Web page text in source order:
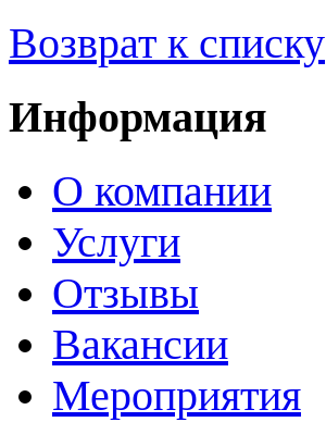
Возврат к списку
Информация
О компании
Услуги
Отзывы
Вакансии
Мероприятия